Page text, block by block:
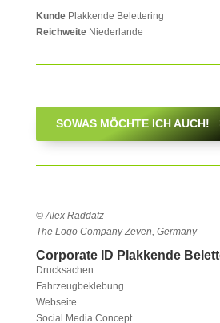
KundePlakkende Belettering
ReichweiteNiederlande
SOWAS MÖCHTE ICH AUCH!
© Alex Raddatz
The Logo Company Zeven, Germany
Corporate ID Plakkende
Drucksachen
Fahrzeugbeklebung
Webseite
Social Media Concept